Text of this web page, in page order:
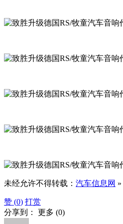
未经允许不得转载： 汽车信息网 »
赞 (0) 打赏
分享到： 更多 (0)